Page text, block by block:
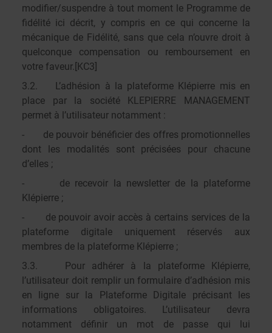
modifier/suspendre à tout moment le Programme de
fidélité ici décrit, y compris en ce qui concerne la
mécanique de Fidélité, sans que cela n’ouvre droit à
quelconque compensation ou remboursement en
votre faveur. [KC3]
3.2. L’adhésion à la plateforme Klépierre mis en
place par la société KLEPIERRE MANAGEMENT
permet à l’utilisateur notamment :
- de pouvoir bénéficier des offres promotionnelles
dont les modalités sont précisées pour chacune
d’elles ;
- de recevoir la newsletter de la plateforme
Klépierre ;
- de pouvoir avoir accès à certains services de la
plateforme digitale uniquement réservés aux
membres de la plateforme Klépierre ;
3.3. Pour adhérer à la plateforme Klépierre,
l’utilisateur doit remplir un formulaire d’adhésion mis
en ligne sur la Plateforme Digitale précisant les
informations obligatoires. L’utilisateur devra
notamment définir un mot de passe qui lui